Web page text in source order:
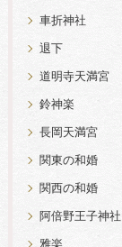
車折神社
退下
道明寺天満宮
鈴神楽
長岡天満宮
関東の和婚
関西の和婚
阿倍野王子神社
雅楽